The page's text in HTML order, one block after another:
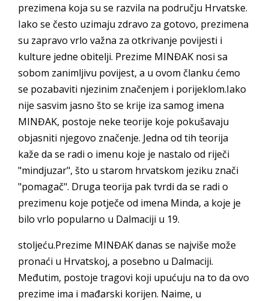
prezimena koja su se razvila na području Hrvatske.
Iako se često uzimaju zdravo za gotovo, prezimena
su zapravo vrlo važna za otkrivanje povijesti i
kulture jedne obitelji. Prezime MINĐAK nosi sa
sobom zanimljivu povijest, a u ovom članku ćemo
se pozabaviti njezinim značenjem i porijeklom.Iako
nije sasvim jasno što se krije iza samog imena
MINĐAK, postoje neke teorije koje pokušavaju
objasniti njegovo značenje. Jedna od tih teorija
kaže da se radi o imenu koje je nastalo od riječi
"mindjuzar", što u starom hrvatskom jeziku znači
"pomagač". Druga teorija pak tvrdi da se radi o
prezimenu koje potječe od imena Minda, a koje je
bilo vrlo popularno u Dalmaciji u 19.
stoljeću.Prezime MINĐAK danas se najviše može
pronaći u Hrvatskoj, a posebno u Dalmaciji.
Međutim, postoje tragovi koji upućuju na to da ovo
prezime ima i mađarski korijen. Naime, u